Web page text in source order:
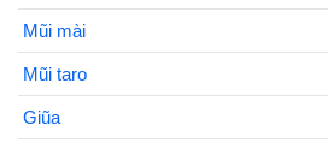
Mũi mài
Mũi taro
Giũa